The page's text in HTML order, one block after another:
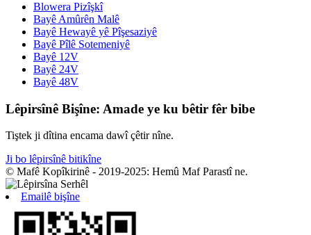
Blowera Pizîşkî
Bayê Amûrên Malê
Bayê Hewayê yê Pîşesaziyê
Bayê Pîlê Sotemeniyê
Bayê 12V
Bayê 24V
Bayê 48V
Lêpirsînê Bişîne: Amade ye ku bêtir fêr bibe
Tiştek ji dîtina encama dawî çêtir nîne.
Ji bo lêpirsînê bitikîne
© Mafê Kopîkirinê - 2019-2025: Hemû Maf Parastî ne.
Emailê bişîne